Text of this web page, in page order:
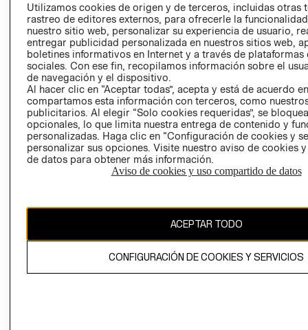
LIBRO DE
Ecuador ($)
CAMBIAR REGIÓN
propiedad de H&M Hennes & Mauritz AB.
Utilizamos cookies de origen y de terceros, incluidas otras
rastreo de editores externos, para ofrecerle la
nuestro sitio web, personalizar su experiencia de usuario,
entregar publicidad personalizada en nuestros sitios web,
boletines informativos en Internet y a través de plataformas
sociales. Con ese fin, recopilamos información sobre el
de navegación y el dispositivo.
Al hacer clic en “Aceptar todas”, acepta y está de acuerdo
compartamos esta información con terceros, como
publicitarios. Al elegir “Solo cookies requeridas”, se
opcionales, lo que limita nuestra entrega de contenido y
personalizadas. Haga clic en “Configuración de cookies y
personalizar sus opciones. Visite nuestro aviso de cookies
de datos para obtener más información.
Aviso de cookies y uso compartido de datos
ACEPTAR TODO
CONFIGURACIÓN DE COOKIES Y SERVICIOS